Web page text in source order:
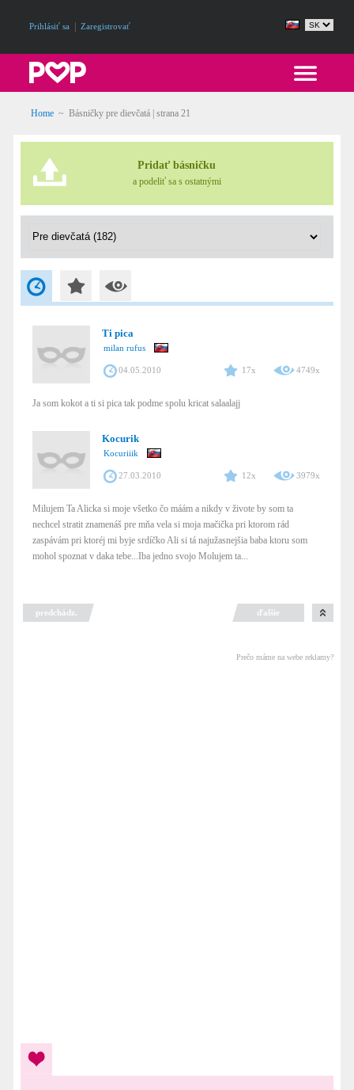
Prihlásiť sa Zaregistrovať
Home ~ Básničky pre dievčatá | strana 21
Pridať básničku
a podeliť sa s ostatnými
Ti pica
milan rufus
04.05.2010 17x 4749x
Ja som kokot a ti si pica tak podme spolu kricat salaalajj
Kocurik
Kocuriiik
27.03.2010 12x 3979x
Milujem Ta Alicka si moje všetko čo máám a nikdy v živote by som ta
nechcel stratit znamenáš pre mňa vela si moja mačička pri ktorom rád
zaspávám pri ktoréj mi byje srdíčko Ali si tá najužasnejšia baba ktoru som
mohol spoznat v daka tebe...Iba jedno svojo Molujem ta...
predchádz. ďalšie
Prečo máme na webe reklamy?